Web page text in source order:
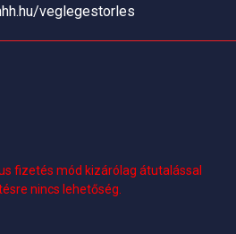
veglegestorles
fizetés mód kizárólag átutalással
nincs lehetőség.